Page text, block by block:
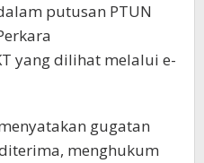
putusan PTUN
yang dilihat melalui e-
gugatan
menghukum